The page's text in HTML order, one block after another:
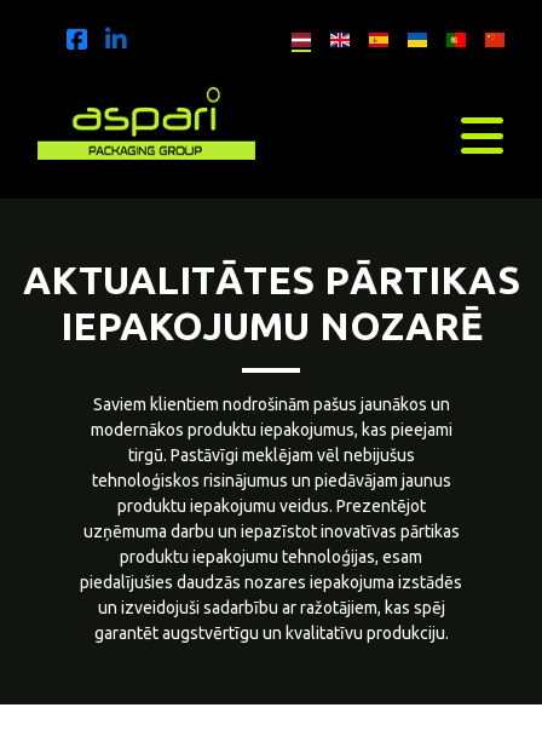
AKTUALITĀTES PĀRTIKAS
IEPAKOJUMU NOZARĒ
Saviem klientiem nodrošinām pašus jaunākos un
modernākos produktu iepakojumus, kas pieejami
tirgū. Pastāvīgi meklējam vēl nebijušus
tehnoloģiskos risinājumus un piedāvājam jaunus
produktu iepakojumu veidus. Prezentējot
uzņēmuma darbu un iepazīstot inovatīvas pārtikas
produktu iepakojumu tehnoloģijas, esam
piedalījušies daudzās nozares iepakojuma izstādēs
un izveidojuši sadarbību ar ražotājiem, kas spēj
garantēt augstvērtīgu un kvalitatīvu produkciju.